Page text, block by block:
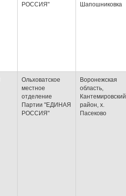
РОССИЯ"
Шапошниковка
Ольховатское
местное
отделение
Партии "ЕДИНАЯ
РОССИЯ"
Воронежская
область,
Кантемировский
район, х.
Пасеково